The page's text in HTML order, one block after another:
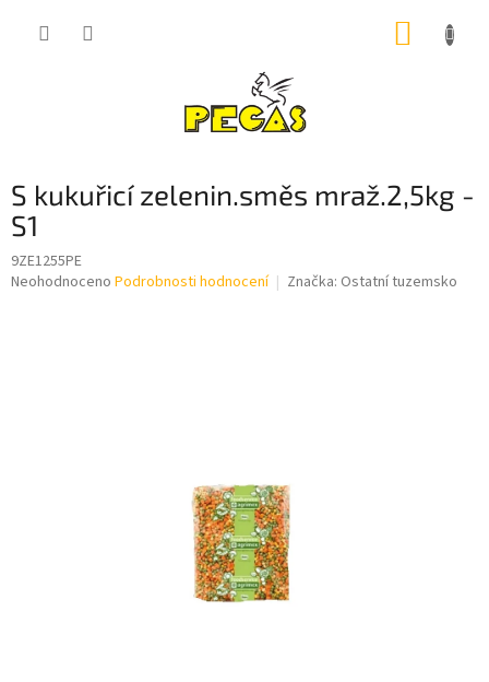
S kukuřicí zelenin.směs mraž.2,5kg -
S1
9ZE1255PE
Průměrné
Neohodnoceno Podrobnosti hodnocení Značka: Ostatní tuzemsko